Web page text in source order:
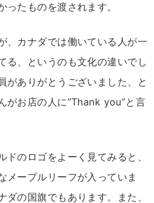
ったものを渡されます。
、カナダでは働いている人が一
る、というのも文化の違いでし
がありがとうございました、と
がお店の人に”Thank you”と言
ドのロゴをよーく見てみると、
メープルリーフが入っていま
の国旗でもあります。また、